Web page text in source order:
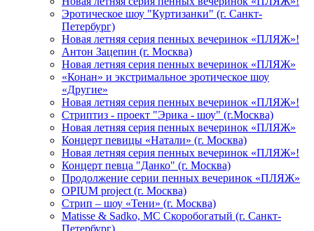
Эротическое шоу "Куртизанки" (г. Санкт-
Петербург)
Новая летняя серия пенных вечеринок «ПЛЯЖ»!
Антон Зацепин (г. Москва)
Новая летняя серия пенных вечеринок «ПЛЯЖ»
«Конан» и экстримальное эротическое шоу
«Другие»
Новая летняя серия пенных вечеринок «ПЛЯЖ»!
Стриптиз - проект "Эрика - шоу" (г.Москва)
Новая летняя серия пенных вечеринок «ПЛЯЖ»
Концерт певицы «Натали» (г. Москва)
Новая летняя серия пенных вечеринок «ПЛЯЖ»!
Концерт певца "Данко" (г. Москва)
Продолжение серии пенных вечеринок «ПЛЯЖ»
OPIUM project (г. Москва)
Стрип – шоу «Тени» (г. Москва)
Matissе & Sadko, MC Скоробогатый (г. Санкт-
Петербург)